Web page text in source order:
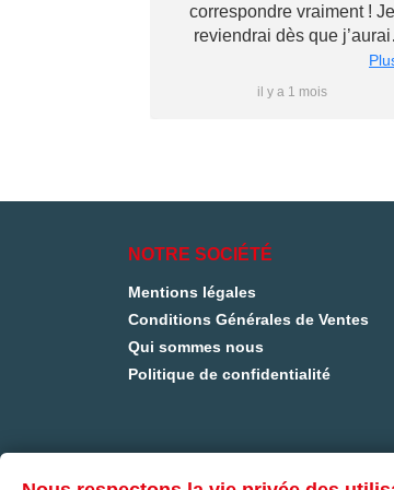
correspondre vraiment ! Je
reviendrai dès que j’aurai
besoin… merci à vous ✌🏼
il y a 1 mois
NOTRE SOCIÉTÉ
Mentions légales
Conditions Générales de Ventes
Qui sommes nous
Politique de confidentialité